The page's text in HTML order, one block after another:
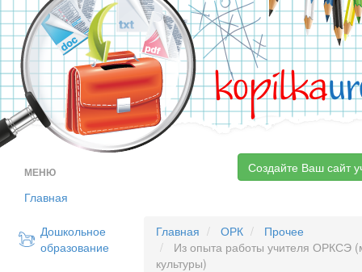
kopilka
МЕНЮ
Главная
Дошкольное
образование
Создайте Ваш сайт
Главная ОРК
Прочее
Из опыта работы учителя ОРКСЭ
культуры)